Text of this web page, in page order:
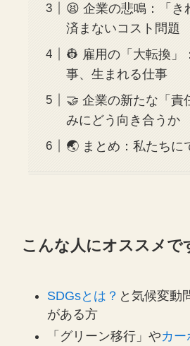
😫 企業の悲鳴：「き
済まないコスト問題
👷 雇用の「大転換」
事、生まれる仕事
🤝 企業の新たな「責
みにどう向き合うか
🌏 まとめ：私たちに
こんな人にオススメで
SDGsとは？ と気候変動
がある方
「グリーン移行」やカー